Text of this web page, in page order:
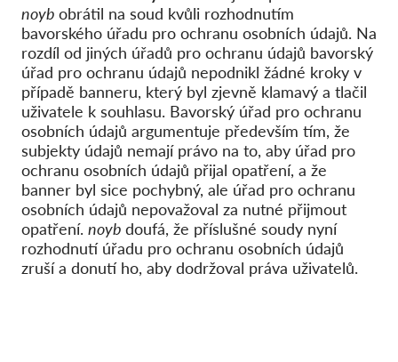
noyb obrátil na soud kvůli rozhodnutím
bavorského úřadu pro ochranu osobních údajů. Na
rozdíl od jiných úřadů pro ochranu údajů bavorský
úřad pro ochranu údajů nepodnikl žádné kroky v
případě banneru, který byl zjevně klamavý a tlačil
uživatele k souhlasu. Bavorský úřad pro ochranu
osobních údajů argumentuje především tím, že
subjekty údajů nemají právo na to, aby úřad pro
ochranu osobních údajů přijal opatření, a že
banner byl sice pochybný, ale úřad pro ochranu
osobních údajů nepovažoval za nutné přijmout
opatření. noyb doufá, že příslušné soudy nyní
rozhodnutí úřadu pro ochranu osobních údajů
zruší a donutí ho, aby dodržoval práva uživatelů.